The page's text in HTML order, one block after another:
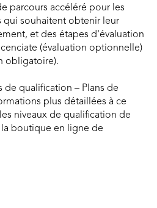
parcours accéléré pour les
qui souhaitent obtenir leur
et des étapes d'évaluation
(évaluation optionnelle)
obligatoire).
de qualification – Plans de
plus détaillées à ce
niveaux de qualification de
boutique en ligne de